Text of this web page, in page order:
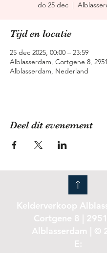
do 25 dec
  |
Tijd en locatie
25 dec 2025, 00:00 – 23:59
Alblasserdam, Cortgene 8,
Alblasserdam, Nederland
Deel dit evenement
Kelderverkoop
Cortgene 8 |
Alblasserdam | ©
E: